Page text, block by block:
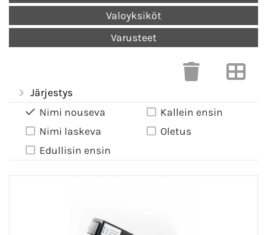
Valoyksiköt
Varusteet
Järjestys
Nimi nouseva
Nimi laskeva
Edullisin ensin
Kallein ensin
Oletus